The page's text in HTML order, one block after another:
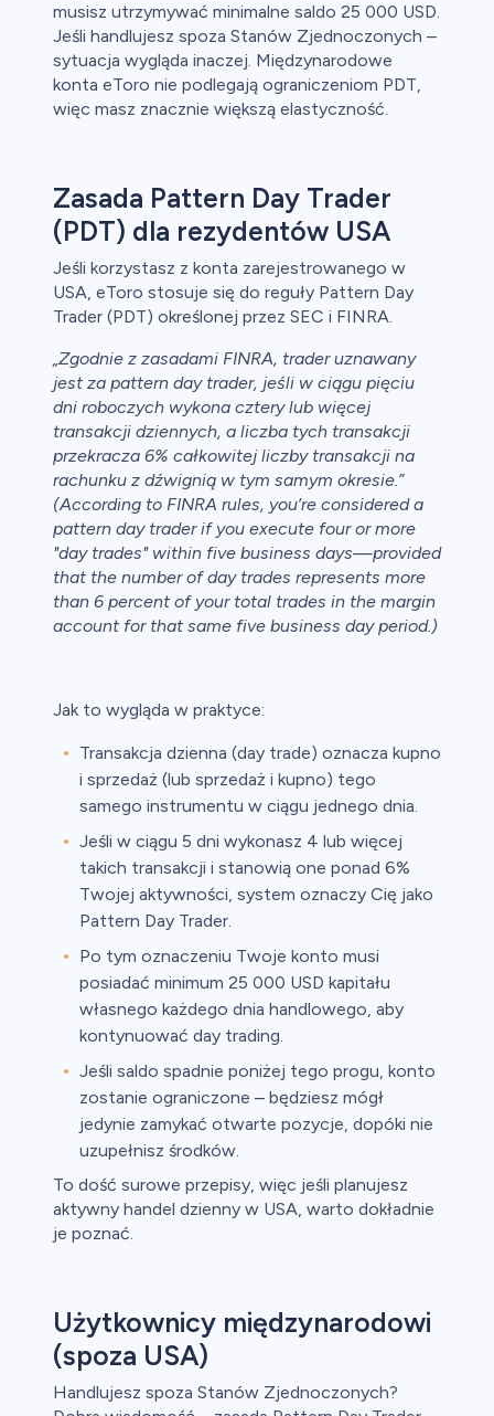
musisz utrzymywać minimalne saldo 25 000 USD.
Jeśli handlujesz spoza Stanów Zjednoczonych –
sytuacja wygląda inaczej. Międzynarodowe
konta eToro nie podlegają ograniczeniom PDT,
więc masz znacznie większą elastyczność.
Zasada Pattern Day Trader
(PDT) dla rezydentów USA
Jeśli korzystasz z konta zarejestrowanego w
USA, eToro stosuje się do reguły Pattern Day
Trader (PDT) określonej przez SEC i FINRA.
„Zgodnie z zasadami FINRA, trader uznawany
jest za pattern day trader, jeśli w ciągu pięciu
dni roboczych wykona cztery lub więcej
transakcji dziennych, a liczba tych transakcji
przekracza 6% całkowitej liczby transakcji na
rachunku z dźwignią w tym samym okresie.”
(According to FINRA rules, you’re considered a
pattern day trader if you execute four or more
"day trades" within five business days—provided
that the number of day trades represents more
than 6 percent of your total trades in the margin
account for that same five business day period.)
Jak to wygląda w praktyce:
Transakcja dzienna (day trade) oznacza kupno
i sprzedaż (lub sprzedaż i kupno) tego
samego instrumentu w ciągu jednego dnia.
Jeśli w ciągu 5 dni wykonasz 4 lub więcej
takich transakcji i stanowią one ponad 6%
Twojej aktywności, system oznaczy Cię jako
Pattern Day Trader.
Po tym oznaczeniu Twoje konto musi
posiadać minimum 25 000 USD kapitału
własnego każdego dnia handlowego, aby
kontynuować day trading.
Jeśli saldo spadnie poniżej tego progu, konto
zostanie ograniczone – będziesz mógł
jedynie zamykać otwarte pozycje, dopóki nie
uzupełnisz środków.
To dość surowe przepisy, więc jeśli planujesz
aktywny handel dzienny w USA, warto dokładnie
je poznać.
Użytkownicy międzynarodowi
(spoza USA)
Handlujesz spoza Stanów Zjednoczonych?